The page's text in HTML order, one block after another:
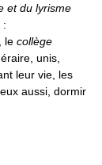
et du lyrisme
:
le collège
unis,
leur vie, les
aussi, dormir